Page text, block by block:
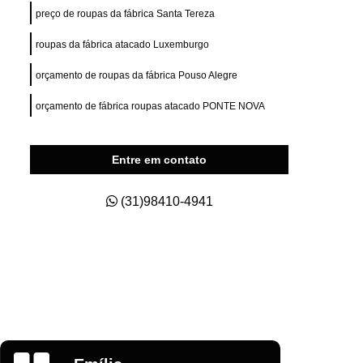
Fit
Private Label para e Commerce
Private Label Roupas Masculinas
Size
Estamparia de Camisetas Digital
Estamparia Digital em Camiseta
Estamparia Digital para Camiseta
preço de roupas da fábrica Santa Tereza
roupas da fábrica atacado Luxemburgo
orçamento de roupas da fábrica Pouso Alegre
orçamento de fábrica roupas atacado PONTE NOVA
Entre em contato
(31)98410-4941